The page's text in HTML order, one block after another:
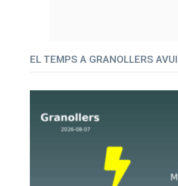
EL TEMPS A GRANOLLERS AVUI